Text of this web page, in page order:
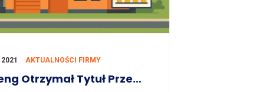
AKTUALNOŚCI FIRMY
Bofeng Otrzymał Tytuł Przedsiębiorstwa Klasy „A” W Ocenie Efektywności Z Hektara W Dystrykcie Zhoucun (Zibo) 2021